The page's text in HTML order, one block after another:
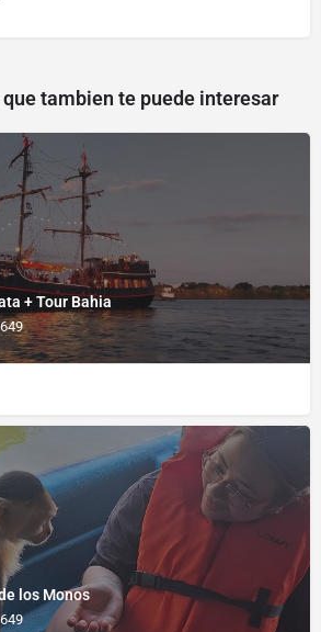
tambien te puede interesar
+ Tour Bahia
los Monos